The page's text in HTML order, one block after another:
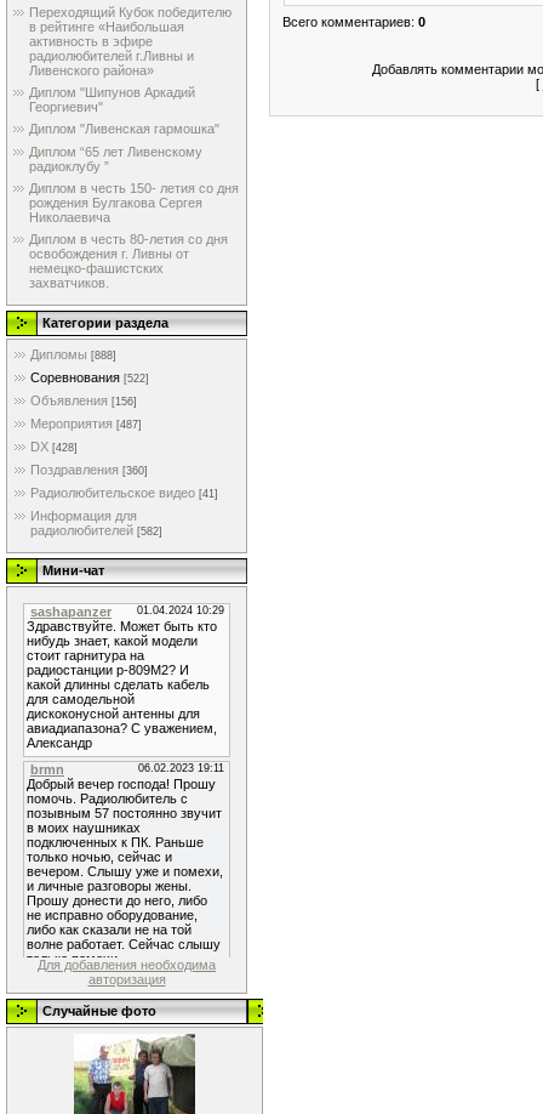
Переходящий Кубок победителю
в рейтинге «Наибольшая
активность в эфире
радиолюбителей г.Ливны и
Ливенского района»
Диплом "Шипунов Аркадий
Георгиевич"
Диплом "Ливенская гармошка"
Диплом “65 лет Ливенскому
радиоклубу ”
Диплом в честь 150- летия со дня
рождения Булгакова Сергея
Николаевича
Диплом в честь 80-летия со дня
освобождения г. Ливны от
немецко-фашистских
захватчиков.
Категории раздела
Дипломы [888]
Соревнования [522]
Объявления [156]
Мероприятия [487]
DX [428]
Поздравления [360]
Радиолюбительское видео [41]
Информация для
радиолюбителей [582]
Мини-чат
Для добавления необходима
авторизация
Случайные фото
Всего комментариев: 0
Добавлять комментарии
[